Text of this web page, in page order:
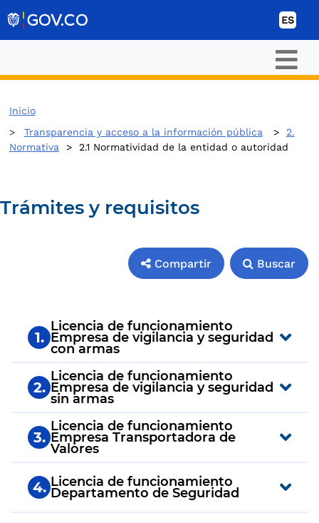
ES
Inicio
Transparencia y acceso a la información pública
>
2.
Normativa
> 2.1 Normatividad de la entidad o autoridad
Trámites y requisitos
Compartir Buscar
1.
Licencia de funcionamiento
Empresa de vigilancia y seguridad
con armas
2.
Licencia de funcionamiento
Empresa de vigilancia y seguridad
sin armas
3.
Licencia de funcionamiento
Empresa Transportadora de
Valores
4. Licencia de funcionamiento
Departamento de Seguridad